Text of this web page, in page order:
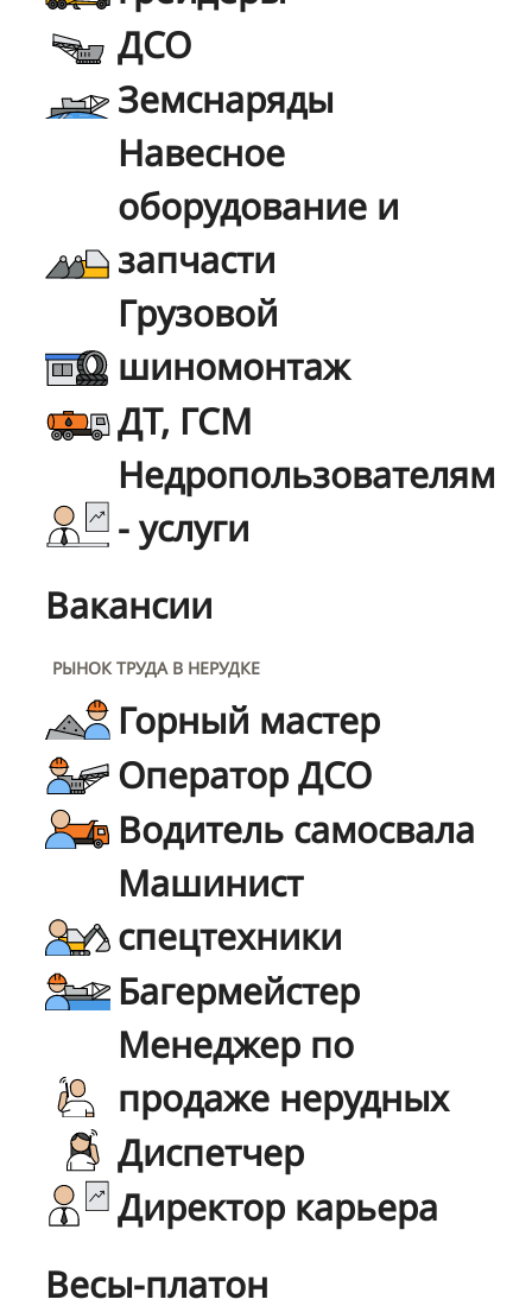
ДСО
Земснаряды
Навесное
оборудование и
запчасти
Грузовой
шиномонтаж
ДТ, ГСМ
Недропользователям
- услуги
Вакансии
РЫНОК ТРУДА В НЕРУДКЕ
Горный мастер
Оператор ДСО
Водитель самосвала
Машинист
спецтехники
Багермейстер
Менеджер по
продаже нерудных
Диспетчер
Директор карьера
Весы-платон